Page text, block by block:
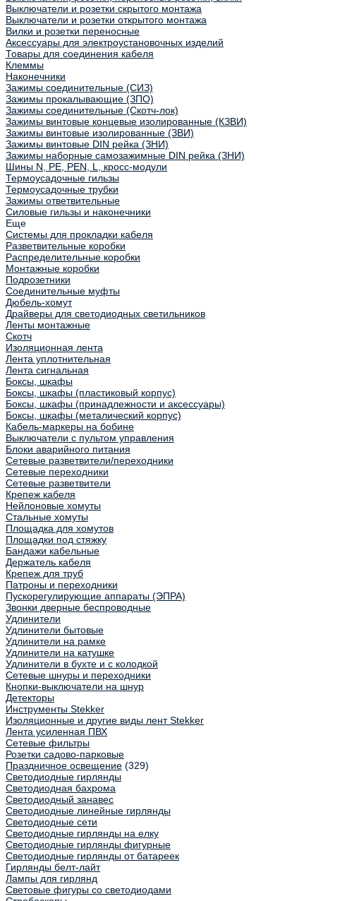
Выключатели и розетки скрытого монтажа
Выключатели и розетки открытого монтажа
Вилки и розетки переносные
Аксессуары для электроустановочных изделий
Товары для соединения кабеля
Клеммы
Наконечники
Зажимы соединительные (СИЗ)
Зажимы прокалывающие (ЗПО)
Зажимы соединительные (Скотч-лок)
Зажимы винтовые концевые изолированные (КЗВИ)
Зажимы винтовые изолированные (ЗВИ)
Зажимы винтовые DIN рейка (ЗНИ)
Зажимы наборные самозажимные DIN рейка (ЗНИ)
Шины N, PE, PEN, L, кросс-модули
Термоусадочные гильзы
Термоусадочные трубки
Зажимы ответвительные
Силовые гильзы и наконечники
Еще
Системы для прокладки кабеля
Разветвительные коробки
Распределительные коробки
Монтажные коробки
Подрозетники
Соединительные муфты
Дюбель-хомут
Драйверы для светодиодных светильников
Ленты монтажные
Скотч
Изоляционная лента
Лента уплотнительная
Лента сигнальная
Боксы, шкафы
Боксы, шкафы (пластиковый корпус)
Боксы, шкафы (принадлежности и аксессуары)
Боксы, шкафы (металический корпус)
Кабель-маркеры на бобине
Выключатели с пультом управления
Блоки аварийного питания
Сетевые разветвители/переходники
Сетевые переходники
Сетевые разветвители
Крепеж кабеля
Нейлоновые хомуты
Стальные хомуты
Площадка для хомутов
Площадки под стяжку
Бандажи кабельные
Держатель кабеля
Крепеж для труб
Патроны и переходники
Пускорегулирующие аппараты (ЭПРА)
Звонки дверные беспроводные
Удлинители
Удлинители бытовые
Удлинители на рамке
Удлинители на катушке
Удлинители в бухте и с колодкой
Сетевые шнуры и переходники
Кнопки-выключатели на шнур
Детекторы
Инструменты Stekker
Изоляционные и другие виды лент Stekker
Лента усиленная ПВХ
Сетевые фильтры
Розетки садово-парковые
Праздничное освещение (329)
Светодиодные гирлянды
Светодиодная бахрома
Светодиодный занавес
Светодиодные линейные гирлянды
Светодиодные сети
Светодиодные гирлянды на елку
Светодиодные гирлянды фигурные
Светодиодные гирлянды от батареек
Гирлянды белт-лайт
Лампы для гирлянд
Световые фигуры со светодиодами